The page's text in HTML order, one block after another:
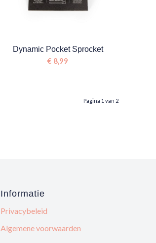
Dynamic Pocket Sprocket
€ 8,99
Pagina 1 van 2
Informatie
Privacybeleid
Algemene voorwaarden